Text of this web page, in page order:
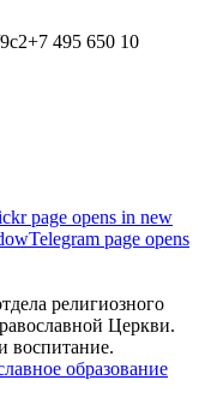
+7 495 650 10
page opens in new
Telegram page opens
религиозного
Церкви.
воспитание.